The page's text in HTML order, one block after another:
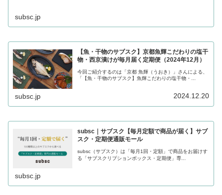
subsc.jp
【魚・干物のサブスク】京都魚輝こだわりの塩干
物・西京漬けが毎月届く定期便（2024年12月）
今回ご紹介するのは「京都 魚輝（うおき）」さんによる、
「【魚・干物のサブスク】魚輝こだわりの塩干物・...
subsc.jp 2024.12.20
subsc｜サブスク【毎月定額で商品が届く】サブ
スク・定期便通販モール
subsc（サブスク）は「毎月1回・定額」で商品をお届けす
る「サブスクリプションボックス・定期便」専...
subsc.jp